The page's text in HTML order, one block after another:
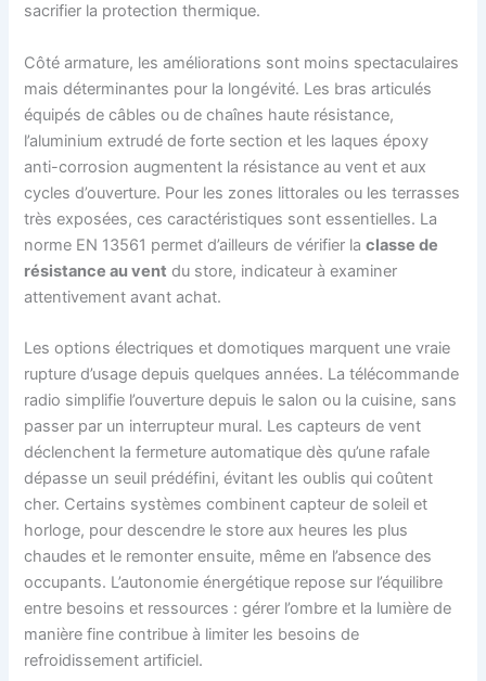
sacrifier la protection thermique.
Côté armature, les améliorations sont moins spectaculaires
mais déterminantes pour la longévité. Les bras articulés
équipés de câbles ou de chaînes haute résistance,
l’aluminium extrudé de forte section et les laques époxy
anti-corrosion augmentent la résistance au vent et aux
cycles d’ouverture. Pour les zones littorales ou les terrasses
très exposées, ces caractéristiques sont essentielles. La
norme EN 13561 permet d’ailleurs de vérifier laclasse de
résistance au vent du store, indicateur à examiner
attentivement avant achat.
Les options électriques et domotiques marquent une vraie
rupture d’usage depuis quelques années. La télécommande
radio simplifie l’ouverture depuis le salon ou la cuisine, sans
passer par un interrupteur mural. Les capteurs de vent
déclenchent la fermeture automatique dès qu’une rafale
dépasse un seuil prédéfini, évitant les oublis qui coûtent
cher. Certains systèmes combinent capteur de soleil et
horloge, pour descendre le store aux heures les plus
chaudes et le remonter ensuite, même en l’absence des
occupants. L’autonomie énergétique repose sur l’équilibre
entre besoins et ressources : gérer l’ombre et la lumière de
manière fine contribue à limiter les besoins de
refroidissement artificiel.